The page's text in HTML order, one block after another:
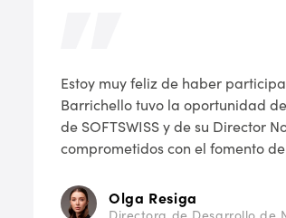
Estoy muy feliz de haber
Barrichello tuvo la oportunidad
de SOFTSWISS y de su Director
comprometidos con el fomento
Olga Resiga
Directora de Desarrollo de